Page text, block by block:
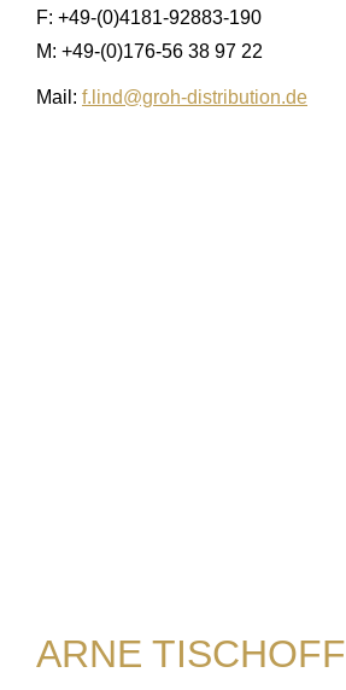
F: +49-(0)4181-92883-190
M: +49-(0)176-56 38 97 22
Mail: f.lind@groh-distribution.de
ARNE TISCHOFF